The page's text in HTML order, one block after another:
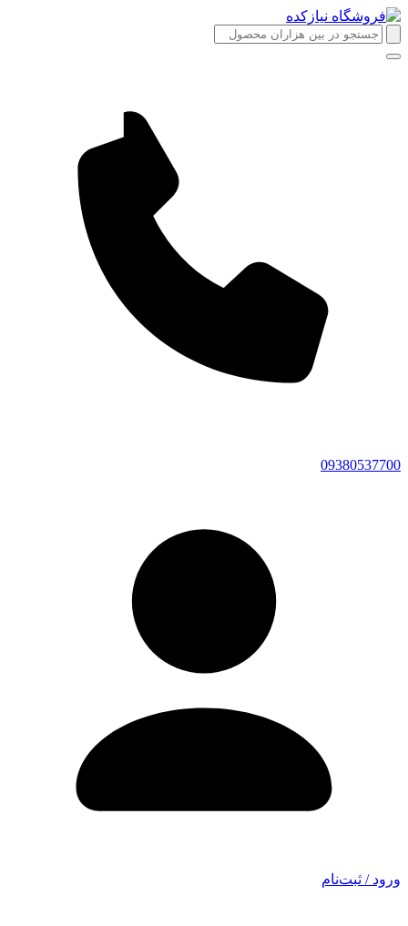
09380537700
ورود / ثبت‌نام